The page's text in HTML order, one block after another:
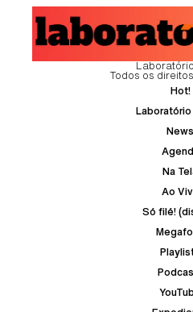
Todos os
Hot!
Laboratório
News
Na
Ao
Só filé!